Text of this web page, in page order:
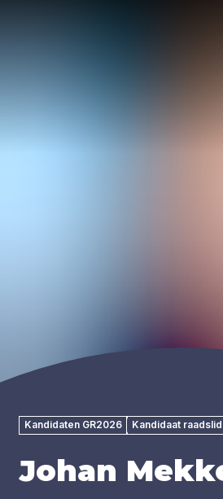
Kandidaten GR2026 Kandidaat raadslid
Johan